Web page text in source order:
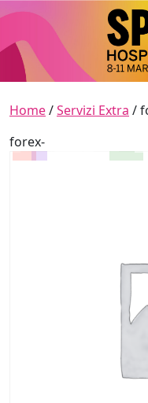
Skip to content
Main
Home/Servizi Extra /
forex-